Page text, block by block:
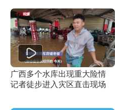
广西多个水库出现重大险情
记者徒步进入灾区直击现场